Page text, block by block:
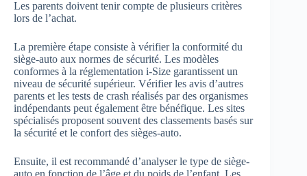
Les parents doivent tenir compte de plusieurs critères
lors de l’achat.
La première étape consiste à vérifier la conformité du
siège-auto aux normes de sécurité. Les modèles
conformes à la réglementation i-Size garantissent un
niveau de sécurité supérieur. Vérifier les avis d’autres
parents et les tests de crash réalisés par des organismes
indépendants peut également être bénéfique. Les sites
spécialisés proposent souvent des classements basés sur
la sécurité et le confort des sièges-auto.
Ensuite, il est recommandé d’analyser le type de siège-